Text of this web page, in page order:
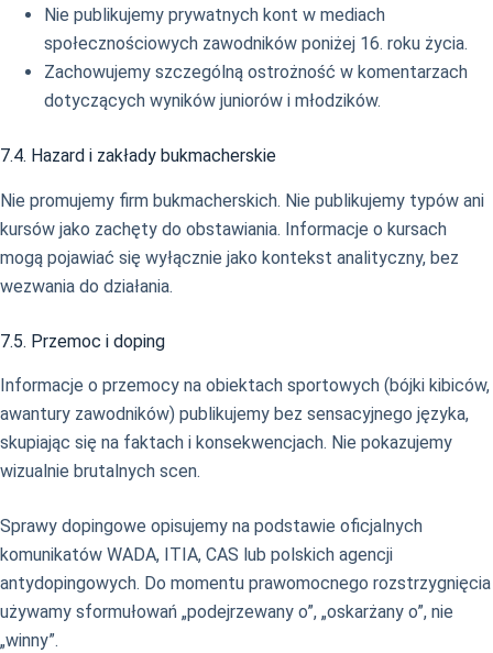
Nie publikujemy prywatnych kont w mediach
społecznościowych zawodników poniżej 16. roku życia.
Zachowujemy szczególną ostrożność w komentarzach
dotyczących wyników juniorów i młodzików.
7.4. Hazard i zakłady bukmacherskie
Nie promujemy firm bukmacherskich. Nie publikujemy typów ani
kursów jako zachęty do obstawiania. Informacje o kursach
mogą pojawiać się wyłącznie jako kontekst analityczny, bez
wezwania do działania.
7.5. Przemoc i doping
Informacje o przemocy na obiektach sportowych (bójki kibiców,
awantury zawodników) publikujemy bez sensacyjnego języka,
skupiając się na faktach i konsekwencjach. Nie pokazujemy
wizualnie brutalnych scen.
Sprawy dopingowe opisujemy na podstawie oficjalnych
komunikatów WADA, ITIA, CAS lub polskich agencji
antydopingowych. Do momentu prawomocnego rozstrzygnięcia
używamy sformułowań „podejrzewany o”, „oskarżany o”, nie
„winny”.